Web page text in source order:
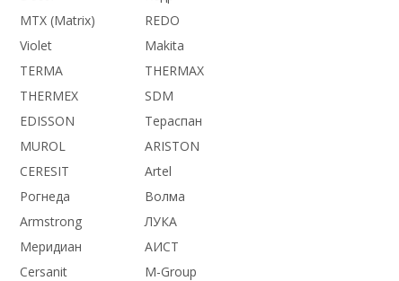
MTX (Matrix)
REDO
Violet
Makita
TERMA
THERMАX
THERMEX
SDM
EDISSON
Тераспан
MUROL
ARISTON
CERESIT
Artel
Рогнеда
Волма
Armstrong
ЛУКА
Меридиан
АИСТ
Cersanit
M-Group